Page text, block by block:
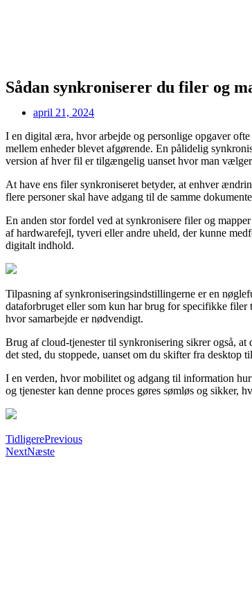
Sådan synkroniserer du filer og
april 21, 2024
I en digital æra, hvor arbejde og personlige opgaver
mellem enheder blevet afgørende. En pålidelig
version af hver fil er tilgængelig uanset hvor man
At have ens filer synkroniseret betyder, at enhver
flere personer skal have adgang til de samme
En anden stor fordel ved at synkronisere filer og
af hardwarefejl, tyveri eller andre uheld, der kunne
digitalt indhold.
Tilpasning af synkroniseringsindstillingerne er en
dataforbruget eller som kun har brug for specifikke
hvor samarbejde er nødvendigt.
Brug af cloud-tjenester til synkronisering sikrer også,
det sted, du stoppede, uanset om du skifter fra desktop
I en verden, hvor mobilitet og adgang til information
og tjenester kan denne proces gøres sømløs og sikker,
TidligerePrevious
NextNæste